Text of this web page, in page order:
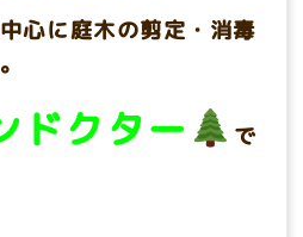
心に庭木の剪定・消毒
ドクター
で